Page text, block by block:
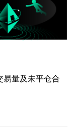
量及未平仓合